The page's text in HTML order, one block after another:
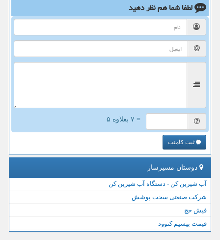
لطفا شما همنظر دهید
= ۷ بعلاوه ۵
ثبت کامنت
دوستان مسیرساز
آب شیرین کن - دستگاه آب شیرین کن
شرکت صنعتی سخت پوشش
فیش حج
قیمت بیسیم کنوود